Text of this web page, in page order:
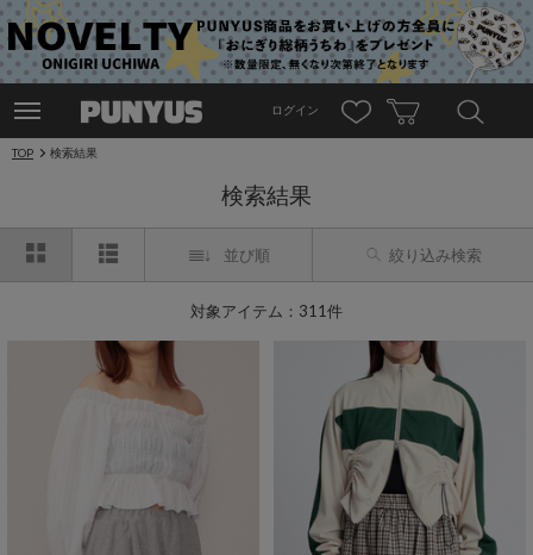
ログイン
TOP 検索結果
検索結果
並び順 絞り込み検索
対象アイテム：311件